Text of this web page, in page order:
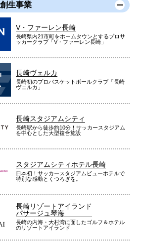
生事業
V・ファーレン長崎
長崎県内21市町をホームタウンとするプロサ
ッカークラブ「V・ファーレン長崎」
長崎ヴェルカ
長崎初のプロバスケットボールクラブ「長崎
ヴェルカ」
長崎スタジアムシティ
長崎駅から徒歩約10分！サッカースタジアム
を中心とした大型複合施設
スタジアムシティホテル長崎
日本初！サッカースタジアムビューホテルで
特別な感動とくつろぎを。
長崎リゾートアイランド
パサージュ琴海
長崎の内海・大村湾に面したゴルフ＆ホテル
のリゾートアイランド